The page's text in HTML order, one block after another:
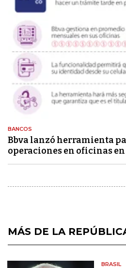
BANCOS
Bbva lanzó herramienta
operaciones en oficinas en
MÁS DE LA
BRASIL